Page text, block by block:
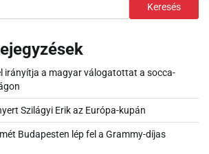
Keresés
irányítja a magyar válogatottat a socca-
Szilágyi Erik az Európa-kupán
Budapesten lép fel a Grammy-díjas